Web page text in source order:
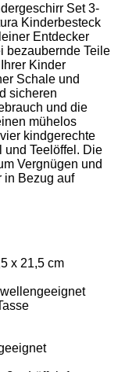
Set 3-
Kinderbesteck
Entdecker
bezaubernde Teile
Kinder
Schale und
sicheren
und die
mühelos
kindgerechte
und Teelöffel. Die
Vergnügen und
in Bezug auf
x 21,5 cm